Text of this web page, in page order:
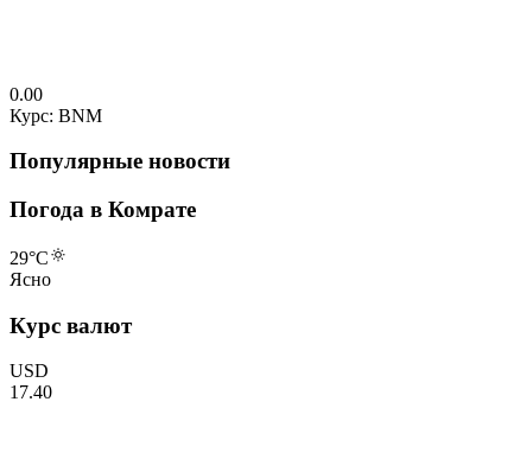
0.00
Курс: BNM
Популярные новости
Погода в Комрате
29°C
Ясно
Курс валют
USD
17.40